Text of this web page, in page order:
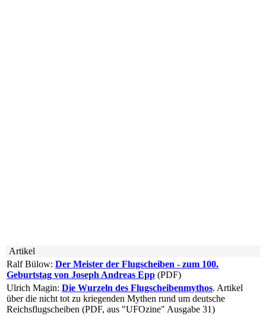
Artikel
Ralf Bülow: Der Meister der Flugscheiben - zum 100.
Geburtstag von Joseph Andreas Epp (PDF)
Ulrich Magin: Die Wurzeln des Flugscheibenmythos. Artikel
über die nicht tot zu kriegenden Mythen rund um deutsche
Reichsflugscheiben (PDF, aus "UFOzine" Ausgabe 31)